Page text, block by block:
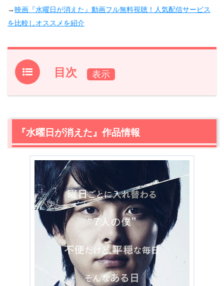
→映画『水曜日が消えた』動画フル無料視聴！人気配信サービス
を比較しオススメを紹介
目次
1.『水曜日が消えた』作品情報
3. 『水曜日が消えた』キャスト
3.1中村倫也 / 役:”僕”（月曜日～日曜日）
3.2石橋菜津美 / 役:一ノ瀬
3.3 深川麻衣 / 役:瑞野
3.4 休日課長 / 役:髙橋
3.5きたろう / 役:安藤
3.6中島歩 / 役:新木
『水曜日が消えた』感想【ネタバレなし】
『水曜日が消えた』まとめ
『水曜日が消えた』作品情報